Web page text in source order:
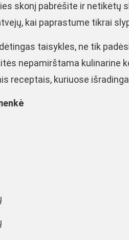
skonį pabrėšite ir netikėtų
kai paprastume tikrai
taisykles, ne tik
nepamirštama kulinarine
receptais, kuriuose